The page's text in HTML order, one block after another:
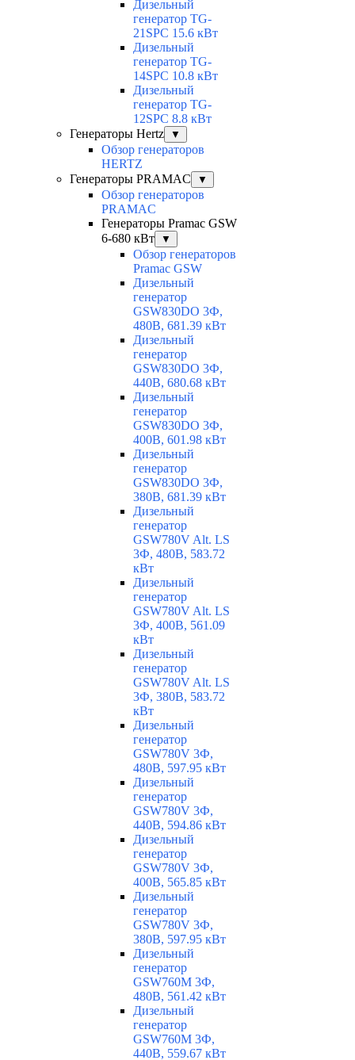
Дизельный
генератор TG-
21SPC 15.6 кВт
Дизельный
генератор TG-
14SPC 10.8 кВт
Дизельный
генератор TG-
12SPC 8.8 кВт
Генераторы Hertz
▼
Обзор генераторов
HERTZ
Генераторы PRAMAC
▼
Обзор генераторов
PRAMAC
Генераторы Pramac GSW
6-680 кВт
▼
Обзор генераторов
Pramac GSW
Дизельный
генератор
GSW830DO 3Ф,
480В, 681.39 кВт
Дизельный
генератор
GSW830DO 3Ф,
440В, 680.68 кВт
Дизельный
генератор
GSW830DO 3Ф,
400В, 601.98 кВт
Дизельный
генератор
GSW830DO 3Ф,
380В, 681.39 кВт
Дизельный
генератор
GSW780V Alt. LS
3Ф, 480В, 583.72
кВт
Дизельный
генератор
GSW780V Alt. LS
3Ф, 400В, 561.09
кВт
Дизельный
генератор
GSW780V Alt. LS
3Ф, 380В, 583.72
кВт
Дизельный
генератор
GSW780V 3Ф,
480В, 597.95 кВт
Дизельный
генератор
GSW780V 3Ф,
440В, 594.86 кВт
Дизельный
генератор
GSW780V 3Ф,
400В, 565.85 кВт
Дизельный
генератор
GSW780V 3Ф,
380В, 597.95 кВт
Дизельный
генератор
GSW760M 3Ф,
480В, 561.42 кВт
Дизельный
генератор
GSW760M 3Ф,
440В, 559.67 кВт